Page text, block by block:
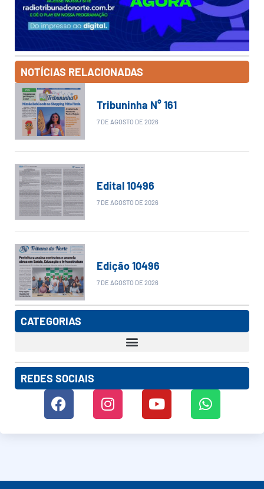
NOTÍCIAS RELACIONADAS
Tribuninha N° 161
7 DE AGOSTO DE 2026
Edital 10496
7 DE AGOSTO DE 2026
Edição 10496
7 DE AGOSTO DE 2026
CATEGORIAS
REDES SOCIAIS